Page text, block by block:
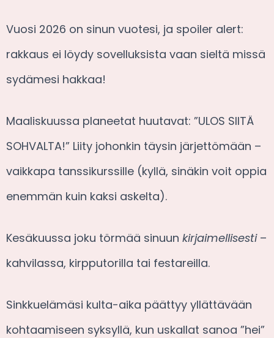
Vuosi 2026 on sinun vuotesi, ja spoiler alert:
rakkaus ei löydy sovelluksista vaan sieltä missä
sydämesi hakkaa!
Maaliskuussa planeetat huutavat: ”ULOS SIITÄ
SOHVALTA!” Liity johonkin täysin järjettömään –
vaikkapa tanssikurssille (kyllä, sinäkin voit oppia
enemmän kuin kaksi askelta).
Kesäkuussa joku törmää sinuun kirjaimellisesti–
kahvilassa, kirpputorilla tai festareilla.
Sinkkuelämäsi kulta-aika päättyy yllättävään
kohtaamiseen syksyllä, kun uskallat sanoa ”hei”